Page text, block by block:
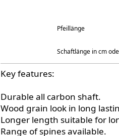
Pfeillänge
Schaftlänge in cm
Key features:
Durable all carbon shaft.
Wood grain look in long
Longer length suitable for
Range of spines available.